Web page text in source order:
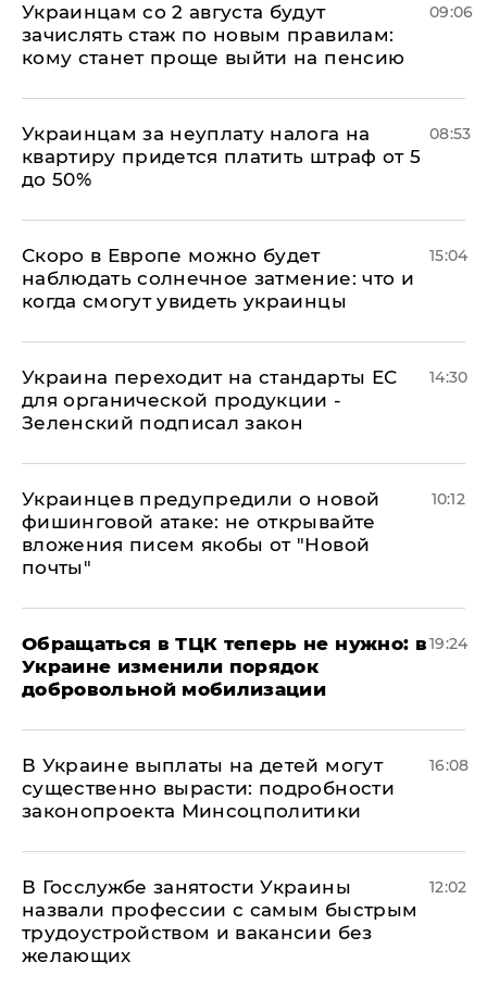
Украинцам со 2 августа будут
зачислять стаж по новым правилам:
кому станет проще выйти на пенсию
09:06
Украинцам за неуплату налога на
квартиру придется платить штраф от 5
до 50%
08:53
Скоро в Европе можно будет
наблюдать солнечное затмение: что и
когда смогут увидеть украинцы
15:04
Украина переходит на стандарты ЕС
для органической продукции -
Зеленский подписал закон
14:30
Украинцев предупредили о новой
фишинговой атаке: не открывайте
вложения писем якобы от "Новой
почты"
10:12
Обращаться в ТЦК теперь не нужно: в
Украине изменили порядок
добровольной мобилизации
19:24
В Украине выплаты на детей могут
существенно вырасти: подробности
законопроекта Минсоцполитики
16:08
В Госслужбе занятости Украины
назвали профессии с самым быстрым
трудоустройством и вакансии без
желающих
12:02